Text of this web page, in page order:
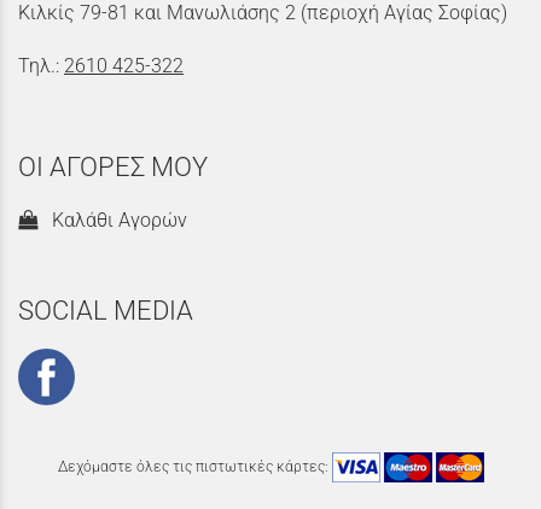
Κιλκίς 79-81 και Μανωλιάσης 2 (περιοχή Αγίας Σοφίας)
Τηλ.: 2610 425-322
ΟΙ ΑΓΟΡΕΣ ΜΟΥ
Καλάθι Αγορών
SOCIAL MEDIA
Δεχόμαστε όλες τις πιστωτικές κάρτες: